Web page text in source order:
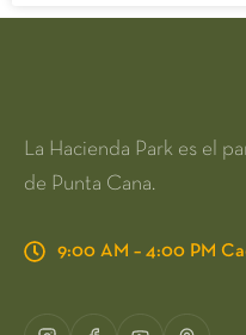
La Hacienda Park es el
de Punta Cana.
9:00 AM – 4:00 PM